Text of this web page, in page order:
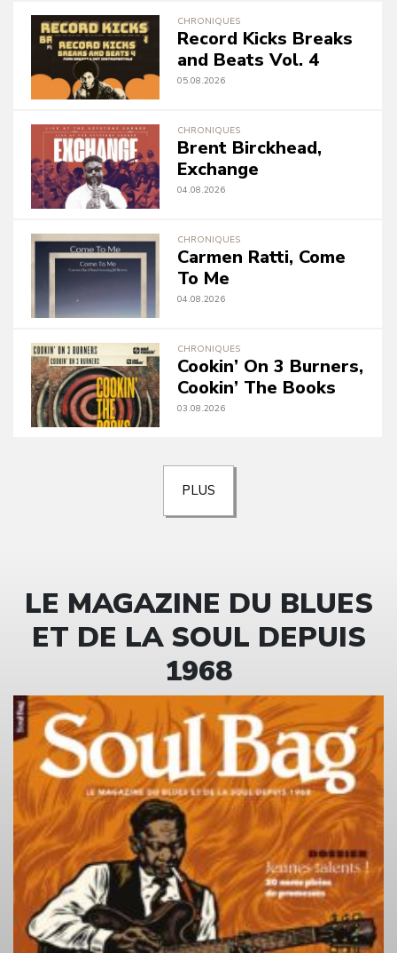
CHRONIQUES
Record Kicks Breaks
and Beats Vol. 4
05.08.2026
CHRONIQUES
Brent Birckhead,
Exchange
04.08.2026
CHRONIQUES
Carmen Ratti, Come
To Me
04.08.2026
CHRONIQUES
Cookin’ On 3 Burners,
Cookin’ The Books
03.08.2026
PLUS
LE MAGAZINE DU BLUES
ET DE LA SOUL DEPUIS
1968